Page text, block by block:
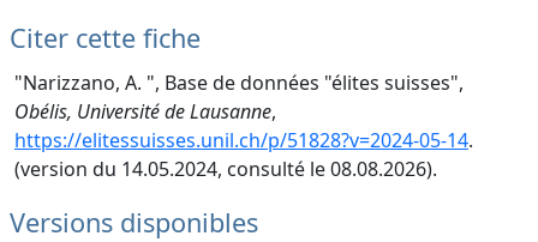
Citer cette fiche
"Narizzano, A. ", Base de données "élites suisses",
Obélis, Université de Lausanne,
https://elitessuisses.unil.ch/p/51828?v=2024-05-14.
(version du 14.05.2024, consulté le 08.08.2026).
Versions disponibles